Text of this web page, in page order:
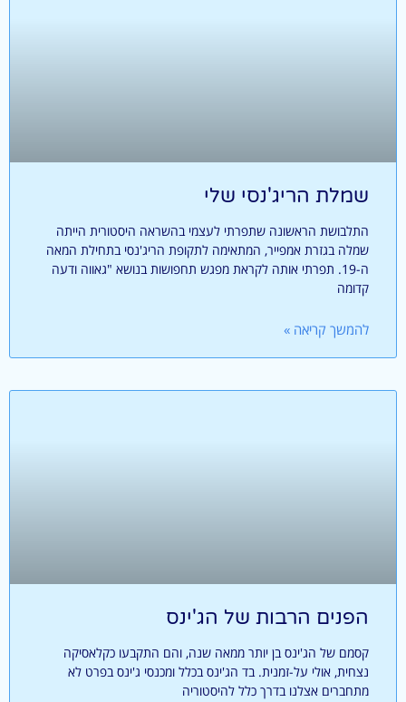
שמלת הריג'נסי שלי
התלבושת הראשונה שתפרתי לעצמי בהשראה היסטורית הייתה
שמלה בגזרת אמפייר, המתאימה לתקופת הריג'נסי בתחילת המאה
ה-19. תפרתי אותה לקראת מפגש תחפושות בנושא "גאווה ודעה
קדומה
להמשך קריאה »
הפנים הרבות של הג'ינס
קסמם של הג'ינס בן יותר ממאה שנה, והם התקבעו כקלאסיקה
נצחית, אולי על-זמנית. בד הג'ינס בכלל ומכנסי ג'ינס בפרט לא
מתחברים אצלנו בדרך כלל להיסטוריה